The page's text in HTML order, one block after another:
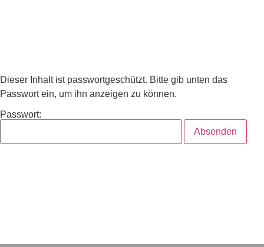
Dieser Inhalt ist passwortgeschützt. Bitte gib unten das
Passwort ein, um ihn anzeigen zu können.
Passwort: